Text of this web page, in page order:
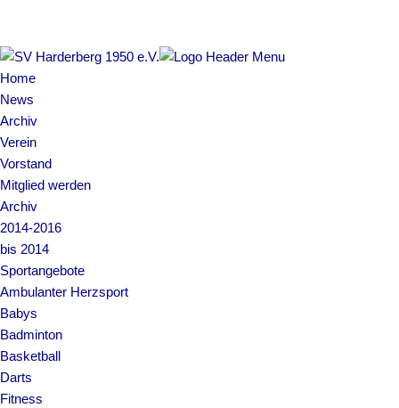
Home
News
Archiv
Verein
Vorstand
Mitglied werden
Archiv
2014-2016
bis 2014
Sportangebote
Ambulanter Herzsport
Babys
Badminton
Basketball
Darts
Fitness